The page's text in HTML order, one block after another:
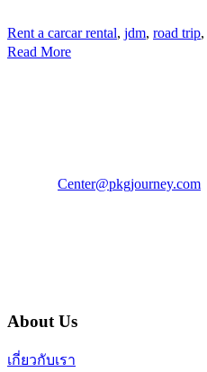
Rent a carcar rental, jdm, road trip,
Read More
Center@pkgjourney.com
About Us
เกี่ยวกับเรา